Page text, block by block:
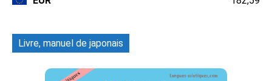
Livre, manuel de japonais